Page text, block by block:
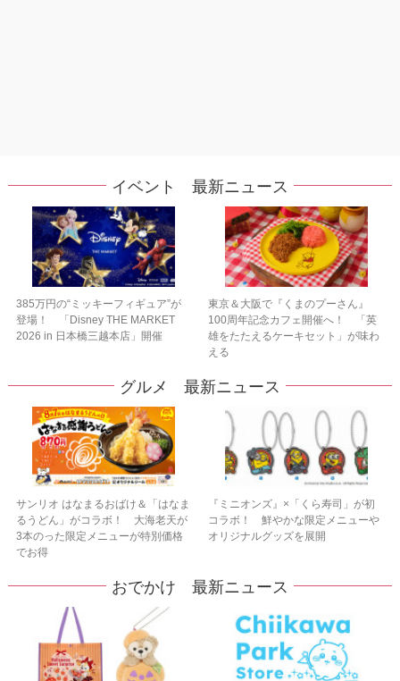
イベント 最新ニュース
385万円の“ミッキーフィギュア”が
登場！ 「Disney THE MARKET
2026 in 日本橋三越本店」開催
東京＆大阪で『くまのプーさん』
100周年記念カフェ開催へ！ 「英
雄をたたえるケーキセット」が味わ
える
グルメ 最新ニュース
サンリオ はなまるおばけ＆「はなま
るうどん」がコラボ！ 大海老天が
3本のった限定メニューが特別価格
でお得
『ミニオンズ』×「くら寿司」が初
コラボ！ 鮮やかな限定メニューや
オリジナルグッズを展開
おでかけ 最新ニュース